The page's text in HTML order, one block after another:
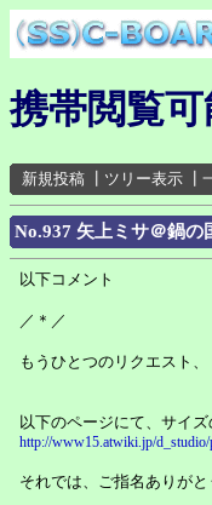
携帯閲覧
新規投稿 ツリー表示
No.937 矢上ミサ＠鍋の
以下コメント
／＊／
もうひとつのリクエスト
以下のページにて、サイ
http://www15.atwiki.jp/d_studio/
それでは、ご指名ありがと